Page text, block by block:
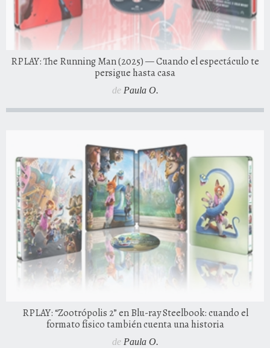
RPLAY: The Running Man (2025) — Cuando el espectáculo te
persigue hasta casa
de Paula O.
RPLAY: “Zootrópolis 2” en Blu-ray Steelbook: cuando el
formato físico también cuenta una historia
de Paula O.